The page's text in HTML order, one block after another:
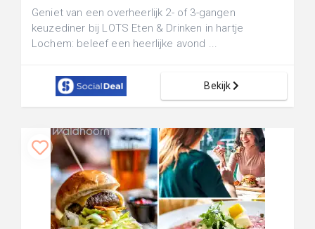
Geniet van een overheerlijk 2- of 3-gangen
keuzediner bij LOTS Eten & Drinken in hartje
Lochem: beleef een heerlijke avond ...
Bekijk